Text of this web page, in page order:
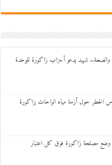
والصحة.. شهيد يدعو أحزاب زاكورة للوحدة
الخطر حول أزمة مياه الواحات بزاكورة
وضع مصلحة زاكورة فوق كل اعتبار